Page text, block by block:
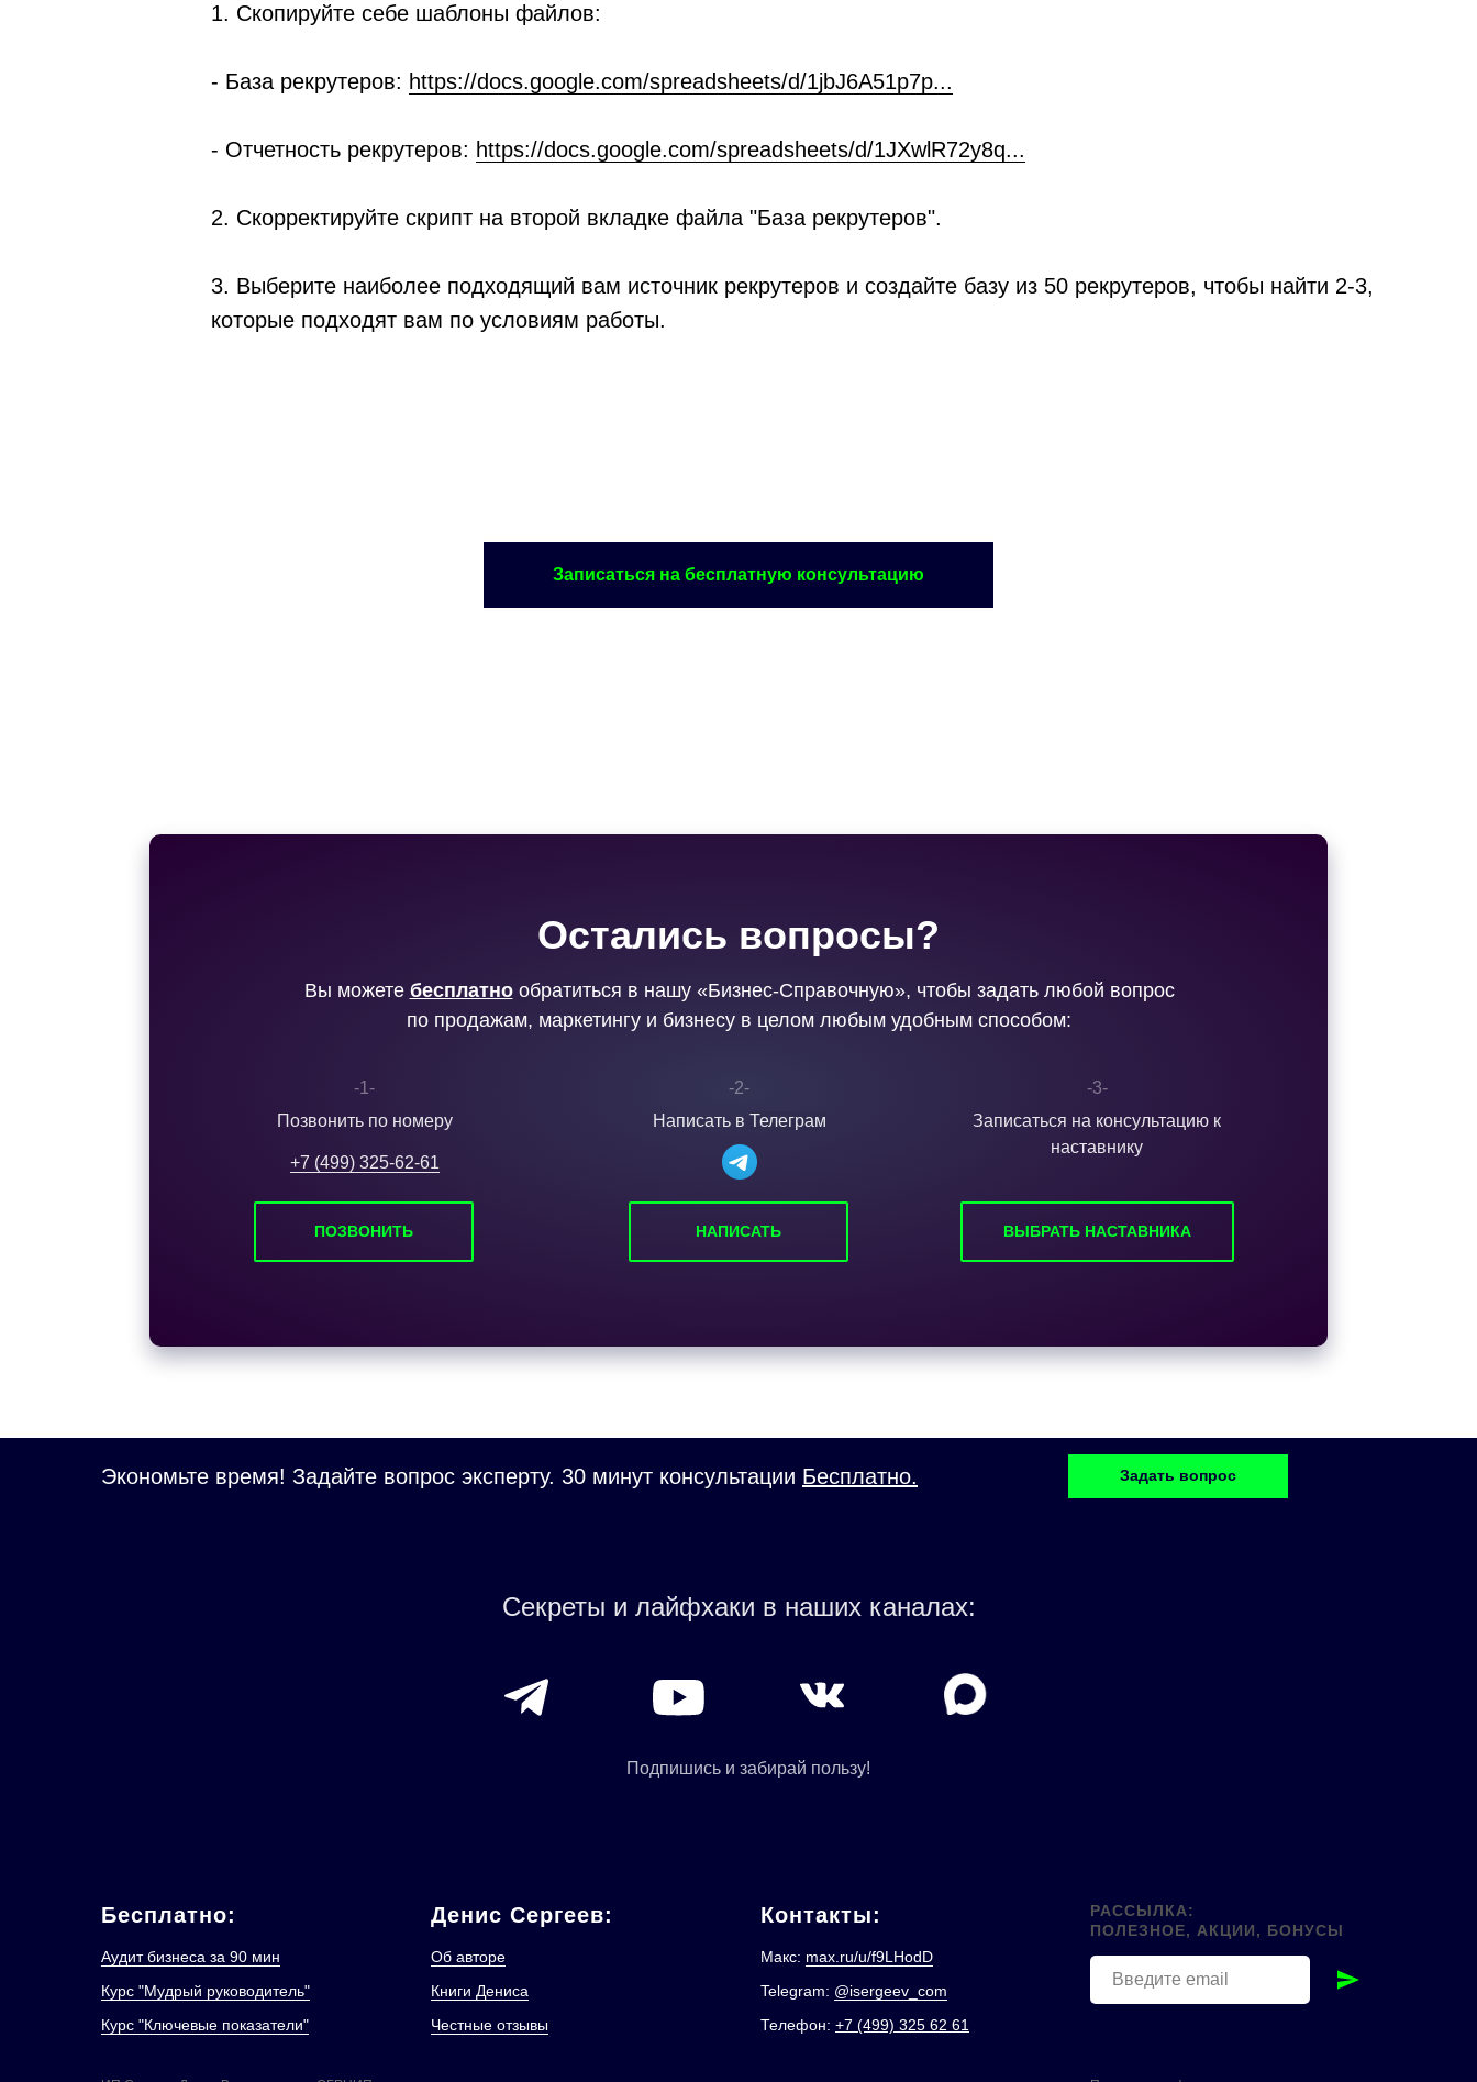
1. Скопируйте себе шаблоны файлов:
- База рекрутеров: https://docs.google.com/spreadsheets/d/1jbJ6A51p7p...
- Отчетность рекрутеров: https://docs.google.com/spreadsheets/d/1JXwlR72y8q...
2. Скорректируйте скрипт на второй вкладке файла "База рекрутеров".
3. Выберите наиболее подходящий вам источник рекрутеров и создайте базу из 50 рекрутеров, чтобы найти 2-3,
которые подходят вам по условиям работы.
Записаться на бесплатную консультацию
Остались вопросы?
Вы можете бесплатно обратиться в нашу «Бизнес-Справочную», чтобы задать любой вопрос
по продажам, маркетингу и бизнесу в целом любым удобным способом:
Позвонить по номеру
ПОЗВОНИТЬ
Написать в Телеграм
НАПИСАТЬ
+7 (499) 325-62-61
Записаться на консультацию к
наставнику
ВЫБРАТЬ НАСТАВНИКА
-1- -2- -3-
Экономьте время! Задайте вопрос эксперту. 30 минут консультации Бесплатно. Задать вопрос
Секреты и лайфхаки в наших каналах:
Подпишись и забирай пользу!
Бесплатно:
Аудит бизнеса за 90 мин
Курс "Мудрый руководитель"
Курс "Ключевые показатели"
Денис Сергеев:
Об авторе
Книги Дениса
Честные отзывы
Контакты:
Макс: max.ru/u/f9LHodD
Telegram: @isergeev_com
Телефон: +7 (499) 325 62 61
РАССЫЛКА:
ПОЛЕЗНОЕ, АКЦИИ, БОНУСЫ